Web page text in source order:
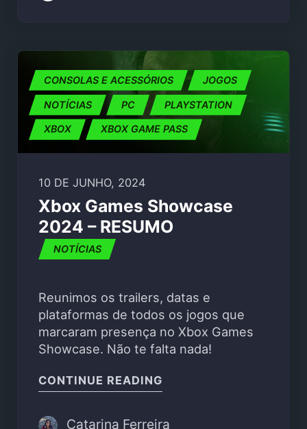
CONSOLAS E ACESSÓRIOS JOGOS
NOTÍCIAS PC PLAYSTATION
XBOX XBOX GAME PASS
10 DE JUNHO, 2024
Xbox Games Showcase
2024 – RESUMO
NOTÍCIAS
Reunimos os trailers, datas e
plataformas de todos os jogos que
marcaram presença no Xbox Games
Showcase. Não te falta nada!
CONTINUE READING
Catarina Ferreira